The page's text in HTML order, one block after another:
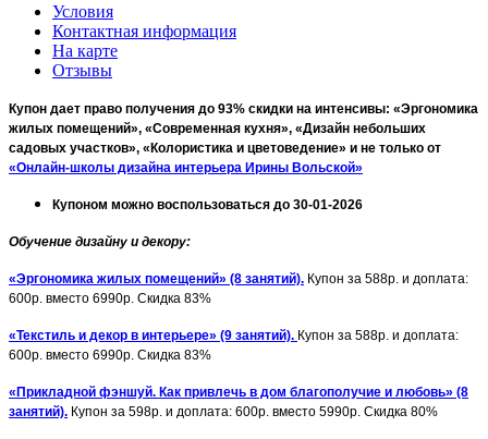
Условия
Контактная информация
На карте
Отзывы
Купон дает право получения до 93% скидки на интенсивы: «Эргономика
жилых помещений», «Современная кухня», «Дизайн небольших
садовых участков», «Колористика и цветоведение» и не только от
«Онлайн-школы дизайна интерьера Ирины Вольской»
Купоном можно воспользоваться до 30-01-2026
Обучение дизайну и декору:
«Эргономика жилых помещений» (8 занятий). Купон за 588р. и доплата:
600р. вместо 6990р. Скидка 83%
«Текстиль и декор в интерьере» (9 занятий). Купон за 588р. и доплата:
600р. вместо 6990р. Скидка 83%
«Прикладной фэншуй. Как привлечь в дом благополучие и любовь» (8
занятий). Купон за 598р. и доплата: 600р. вместо 5990р. Скидка 80%